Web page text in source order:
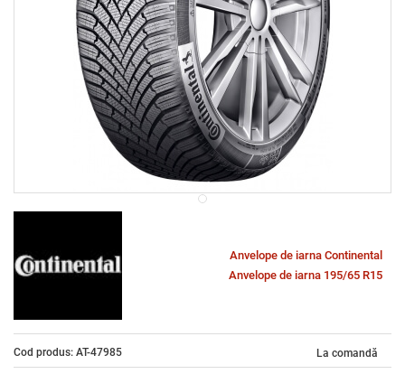
Anvelope de iarna Continental
Anvelope de iarna 195/65 R15
Cod produs: AT-47985 La comandă